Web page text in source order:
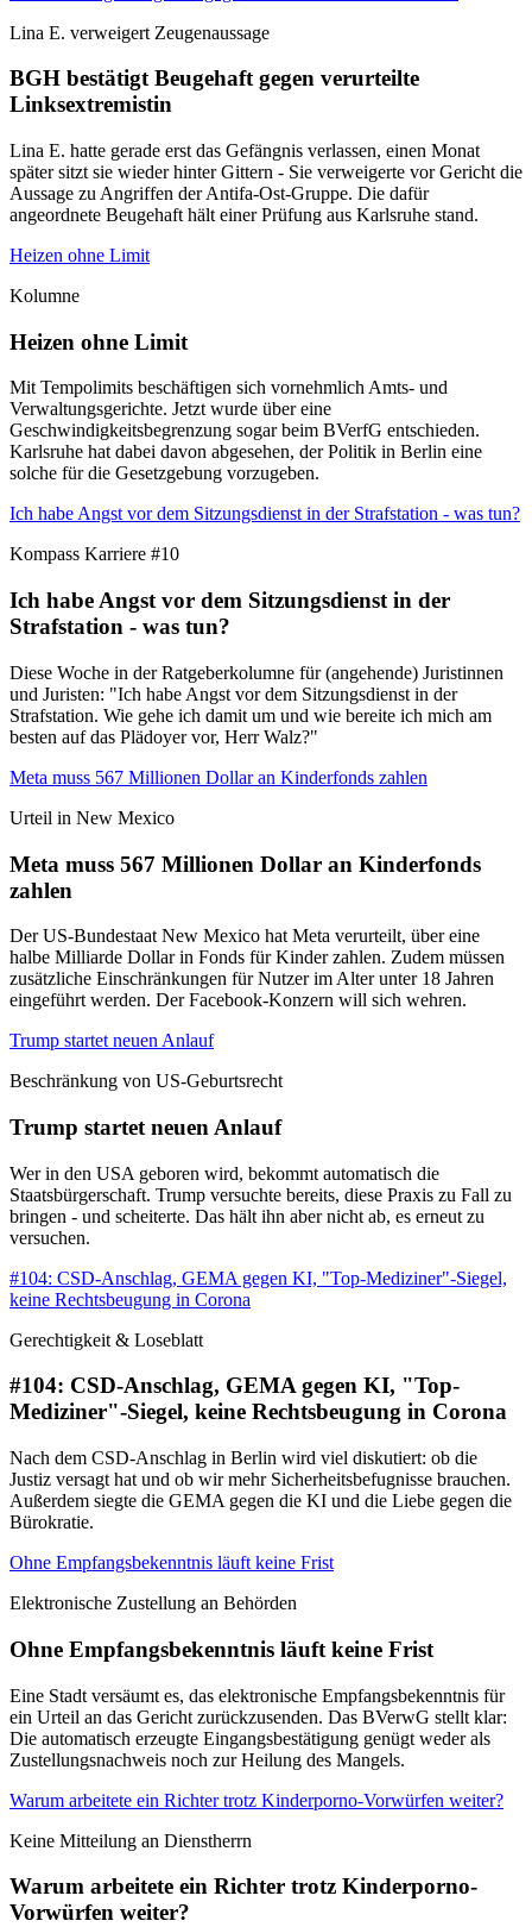
Lina E. verweigert Zeugenaussage
BGH bestätigt Beugehaft gegen verurteilte
Linksextremistin
Lina E. hatte gerade erst das Gefängnis verlassen, einen Monat
später sitzt sie wieder hinter Gittern - Sie verweigerte vor Gericht die
Aussage zu Angriffen der Antifa-Ost-Gruppe. Die dafür
angeordnete Beugehaft hält einer Prüfung aus Karlsruhe stand.
Heizen ohne Limit
Kolumne
Heizen ohne Limit
Mit Tempolimits beschäftigen sich vornehmlich Amts- und
Verwaltungsgerichte. Jetzt wurde über eine
Geschwindigkeitsbegrenzung sogar beim BVerfG entschieden.
Karlsruhe hat dabei davon abgesehen, der Politik in Berlin eine
solche für die Gesetzgebung vorzugeben.
Ich habe Angst vor dem Sitzungsdienst in der Strafstation - was tun?
Kompass Karriere #10
Ich habe Angst vor dem Sitzungsdienst in der
Strafstation - was tun?
Diese Woche in der Ratgeberkolumne für (angehende) Juristinnen
und Juristen: "Ich habe Angst vor dem Sitzungsdienst in der
Strafstation. Wie gehe ich damit um und wie bereite ich mich am
besten auf das Plädoyer vor, Herr Walz?"
Meta muss 567 Millionen Dollar an Kinderfonds zahlen
Urteil in New Mexico
Meta muss 567 Millionen Dollar an Kinderfonds
zahlen
Der US-Bundestaat New Mexico hat Meta verurteilt, über eine
halbe Milliarde Dollar in Fonds für Kinder zahlen. Zudem müssen
zusätzliche Einschränkungen für Nutzer im Alter unter 18 Jahren
eingeführt werden. Der Facebook-Konzern will sich wehren.
Trump startet neuen Anlauf
Beschränkung von US-Geburtsrecht
Trump startet neuen Anlauf
Wer in den USA geboren wird, bekommt automatisch die
Staatsbürgerschaft. Trump versuchte bereits, diese Praxis zu Fall zu
bringen - und scheiterte. Das hält ihn aber nicht ab, es erneut zu
versuchen.
#104: CSD-Anschlag, GEMA gegen KI, "Top-Mediziner"-Siegel,
keine Rechtsbeugung in Corona
Gerechtigkeit & Loseblatt
#104: CSD-Anschlag, GEMA gegen KI, "Top-
Mediziner"-Siegel, keine Rechtsbeugung in Corona
Nach dem CSD-Anschlag in Berlin wird viel diskutiert: ob die
Justiz versagt hat und ob wir mehr Sicherheitsbefugnisse brauchen.
Außerdem siegte die GEMA gegen die KI und die Liebe gegen die
Bürokratie.
Ohne Empfangsbekenntnis läuft keine Frist
Elektronische Zustellung an Behörden
Ohne Empfangsbekenntnis läuft keine Frist
Eine Stadt versäumt es, das elektronische Empfangsbekenntnis für
ein Urteil an das Gericht zurückzusenden. Das BVerwG stellt klar:
Die automatisch erzeugte Eingangsbestätigung genügt weder als
Zustellungsnachweis noch zur Heilung des Mangels.
Warum arbeitete ein Richter trotz Kinderporno-Vorwürfen weiter?
Keine Mitteilung an Dienstherrn
Warum arbeitete ein Richter trotz Kinderporno-
Vorwürfen weiter?